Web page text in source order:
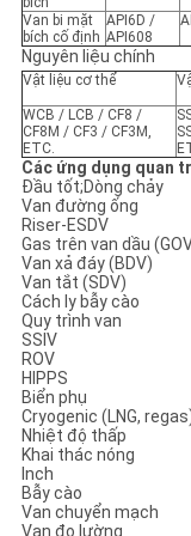
CHÍNH
SÁCH
BẢO
MẬT
Van bi mặt
bích cố định
API6D /
API608
Nguyên liệu chính
Vật liệu cơ thể
WCB / LCB / CF8 /
CF8M / CF3 / CF3M,
ETC.
Các ứng dụng quan
Đầu tốt;Dòng chảy
Van đường ống
Riser-ESDV
Gas trên van dầu
Van xả đáy (BDV)
Van tắt (SDV)
Cách ly bẫy cào
Quy trình van
SSIV
ROV
HIPPS
Biển phụ
Cryogenic (LNG,
Nhiệt độ thấp
Khai thác nóng
Inch
Bẫy cào
Van chuyển mạch
Van đo lường